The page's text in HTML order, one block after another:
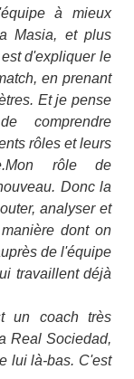
à mieux
Masia, et plus
d'expliquer le
en prenant
Et je pense
comprendre
rôles et leurs
rôle de
Donc la
analyser et
dont on
de l'équipe
travaillent déjà
un coach très
Real Sociedad,
lui là-bas. C'est